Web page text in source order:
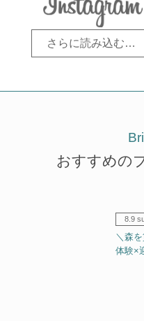
さらに読み込む…
おすすめの
8.9
＼森
体験×